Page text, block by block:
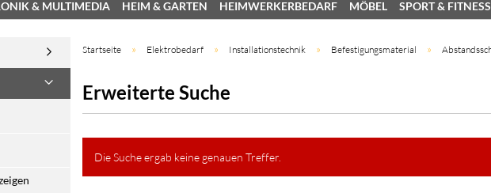
& MULTIMEDIA HEIM & GARTEN HEIMWERKERBEDARF MÖBEL SPORT & FITNESS
Startseite » Elektrobedarf » Installationstechnik » Befestigungsmaterial »
Erweiterte Suche
Die Suche ergab keine genauen Treffer.